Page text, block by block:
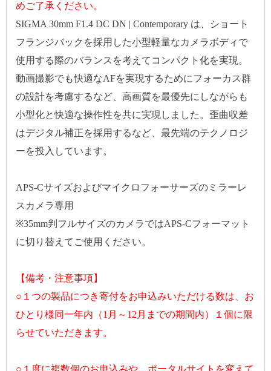
めご了承ください。
SIGMA 30mm F1.4 DC DN | Contemporary は、ショート
フランジバックを採用した小型軽量なカメラボディで
使用する際のバランスを考えてコンパクト化を実現。
動画撮影でも快適なAFを実現するためにフォーカス群
の設計を考慮するなど、高画質を最優先にしながらも
小型化と快適な操作性を共に実現しました。歪曲収差
はデジタル補正を採用するなど、最先端のテクノロジ
ーを投入しています。
APS-Cサイズおよびマイクロフォーサーズのミラーレ
スカメラ専用
※35mm判フルサイズのカメラではAPS-Cフォーマット
に切り替えてご使用ください。
【備考・注意事項】
○１つの製品につき寄付をお申込みいただける数は、お
ひとり様同一年内（1月～12月までの期間内）１個に限
らせていただきます。